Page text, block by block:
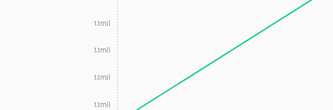
1.1mil
1.1mil
1.1mil
1.1mil